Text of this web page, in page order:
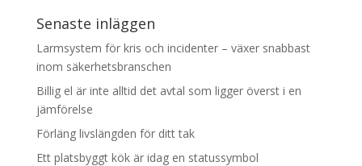
Senaste inläggen
Larmsystem för kris och incidenter – växer snabbast
inom säkerhetsbranschen
Billig el är inte alltid det avtal som ligger överst i en
jämförelse
Förläng livslängden för ditt tak
Ett platsbyggt kök är idag en statussymbol